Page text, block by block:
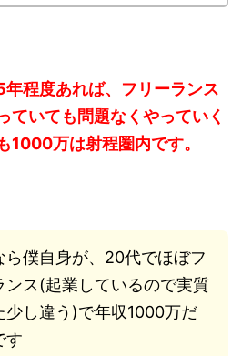
程度あれば、フリーランス
ていても問題なくやっていく
1000万は射程圏内です。
ら僕自身が、20代でほぼフ
ンス(起業しているので実質
少し違う)で年収1000万だ
す